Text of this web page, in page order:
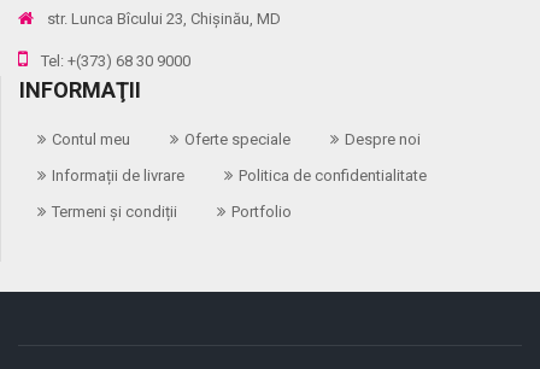
str. Lunca Bîcului 23, Chișinău, MD
Tel: +(373) 68 30 9000
INFORMAŢII
Contul meu Oferte speciale
Despre noi
Informații de livrare
Politica de confidentialitate
Termeni și condiții
Portfolio